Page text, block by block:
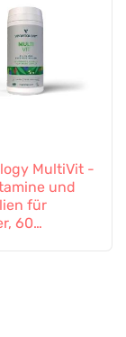
MultiVit -
und
für
60